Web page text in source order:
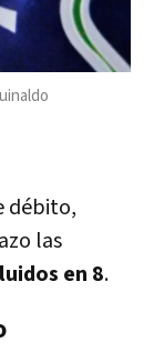
débito,
las
en 8.